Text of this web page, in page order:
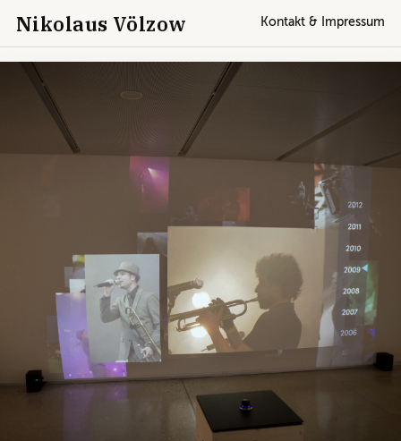
Nikolaus Völzow Kontakt & Impressum